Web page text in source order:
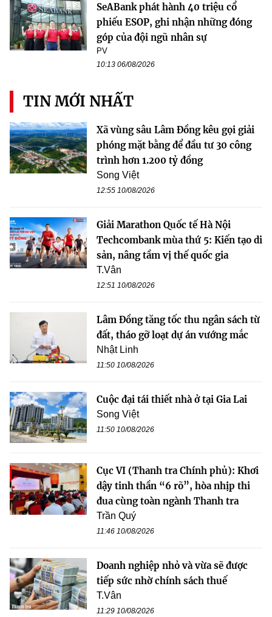
SeABank phát hành 40 triệu cổ
phiếu ESOP, ghi nhận những đóng
góp của đội ngũ nhân sự
PV
10:13 06/08/2026
TIN MỚI NHẤT
Xã vùng sâu Lâm Đồng kêu gọi giải
phóng mặt bằng để đầu tư 30 công
trình hơn 1.200 tỷ đồng
Song Việt
12:55 10/08/2026
Giải Marathon Quốc tế Hà Nội
Techcombank mùa thứ 5: Kiến tạo di
sản, nâng tầm vị thế quốc gia
T.Vân
12:51 10/08/2026
Lâm Đồng tăng tốc thu ngân sách từ
đất, tháo gỡ loạt dự án vướng mắc
Nhật Linh
11:50 10/08/2026
Cuộc đại tái thiết nhà ở tại Gia Lai
Song Việt
11:50 10/08/2026
Cục VI (Thanh tra Chính phủ): Khơi
dậy tinh thần “6 rõ”, hòa nhịp thi
đua cùng toàn ngành Thanh tra
Trần Quý
11:46 10/08/2026
Doanh nghiệp nhỏ và vừa sẽ được
tiếp sức nhờ chính sách thuế
T.Vân
11:29 10/08/2026